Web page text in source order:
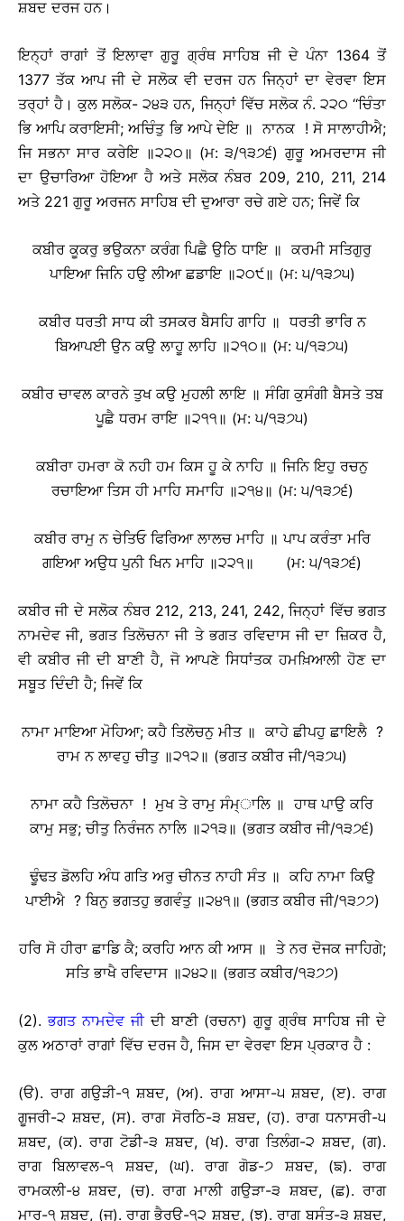
ਸ਼ਬਦ ਦਰਜ ਹਨ।
ਇਨ੍ਹਾਂ ਰਾਗਾਂ ਤੋਂ ਇਲਾਵਾ ਗੁਰੂ ਗ੍ਰੰਥ ਸਾਹਿਬ ਜੀ ਦੇ ਪੰਨਾ 1364 ਤੋਂ
1377 ਤੱਕ ਆਪ ਜੀ ਦੇ ਸਲੋਕ ਵੀ ਦਰਜ ਹਨ ਜਿਨ੍ਹਾਂ ਦਾ ਵੇਰਵਾ ਇਸ
ਤਰ੍ਹਾਂ ਹੈ। ਕੁਲ ਸਲੋਕ- ੨੪੩ ਹਨ, ਜਿਨ੍ਹਾਂ ਵਿੱਚ ਸਲੋਕ ਨੰ. ੨੨੦ ‘‘ਚਿੰਤਾ
ਭਿ ਆਪਿ ਕਰਾਇਸੀ; ਅਚਿੰਤੁ ਭਿ ਆਪੇ ਦੇਇ ॥ ਨਾਨਕ ! ਸੋ ਸਾਲਾਹੀਐ;
ਜਿ ਸਭਨਾ ਸਾਰ ਕਰੇਇ ॥੨੨੦॥ (ਮ: ੩/੧੩੭੬) ਗੁਰੂ ਅਮਰਦਾਸ ਜੀ
ਦਾ ਉਚਾਰਿਆ ਹੋਇਆ ਹੈ ਅਤੇ ਸਲੋਕ ਨੰਬਰ 209, 210, 211, 214
ਅਤੇ 221 ਗੁਰੂ ਅਰਜਨ ਸਾਹਿਬ ਦੀ ਦੁਆਰਾ ਰਚੇ ਗਏ ਹਨ; ਜਿਵੇਂ ਕਿ
ਕਬੀਰ ਕੂਕਰੁ ਭਉਕਨਾ ਕਰੰਗ ਪਿਛੈ ਉਠਿ ਧਾਇ ॥ ਕਰਮੀ ਸਤਿਗੁਰੁ
ਪਾਇਆ ਜਿਨਿ ਹਉ ਲੀਆ ਛਡਾਇ ॥੨੦੯॥ (ਮ: ੫/੧੩੭੫)
ਕਬੀਰ ਧਰਤੀ ਸਾਧ ਕੀ ਤਸਕਰ ਬੈਸਹਿ ਗਾਹਿ ॥ ਧਰਤੀ ਭਾਰਿ ਨ
ਬਿਆਪਈ ਉਨ ਕਉ ਲਾਹੂ ਲਾਹਿ ॥੨੧੦॥ (ਮ: ੫/੧੩੭੫)
ਕਬੀਰ ਚਾਵਲ ਕਾਰਨੇ ਤੁਖ ਕਉ ਮੁਹਲੀ ਲਾਇ ॥ ਸੰਗਿ ਕੁਸੰਗੀ ਬੈਸਤੇ ਤਬ
ਪੂਛੈ ਧਰਮ ਰਾਇ ॥੨੧੧॥ (ਮ: ੫/੧੩੭੫)
ਕਬੀਰਾ ਹਮਰਾ ਕੋ ਨਹੀ ਹਮ ਕਿਸ ਹੂ ਕੇ ਨਾਹਿ ॥ ਜਿਨਿ ਇਹੁ ਰਚਨੁ
ਰਚਾਇਆ ਤਿਸ ਹੀ ਮਾਹਿ ਸਮਾਹਿ ॥੨੧੪॥ (ਮ: ੫/੧੩੭੬)
ਕਬੀਰ ਰਾਮੁ ਨ ਚੇਤਿਓ ਫਿਰਿਆ ਲਾਲਚ ਮਾਹਿ ॥ ਪਾਪ ਕਰੰਤਾ ਮਰਿ
ਗਇਆ ਅਉਧ ਪੁਨੀ ਖਿਨ ਮਾਹਿ ॥੨੨੧॥ (ਮ: ੫/੧੩੭੬)
ਕਬੀਰ ਜੀ ਦੇ ਸਲੋਕ ਨੰਬਰ 212, 213, 241, 242, ਜਿਨ੍ਹਾਂ ਵਿੱਚ ਭਗਤ
ਨਾਮਦੇਵ ਜੀ, ਭਗਤ ਤਿਲੋਚਨਾ ਜੀ ਤੇ ਭਗਤ ਰਵਿਦਾਸ ਜੀ ਦਾ ਜ਼ਿਕਰ ਹੈ,
ਵੀ ਕਬੀਰ ਜੀ ਦੀ ਬਾਣੀ ਹੈ, ਜੋ ਆਪਣੇ ਸਿਧਾਂਤਕ ਹਮਖ਼ਿਆਲੀ ਹੋਣ ਦਾ
ਸਬੂਤ ਦਿੰਦੀ ਹੈ; ਜਿਵੇਂ ਕਿ
ਨਾਮਾ ਮਾਇਆ ਮੋਹਿਆ; ਕਹੈ ਤਿਲੋਚਨੁ ਮੀਤ ॥ ਕਾਹੇ ਛੀਪਹੁ ਛਾਇਲੈ ?
ਰਾਮ ਨ ਲਾਵਹੁ ਚੀਤੁ ॥੨੧੨॥ (ਭਗਤ ਕਬੀਰ ਜੀ/੧੩੭੫)
ਨਾਮਾ ਕਹੈ ਤਿਲੋਚਨਾ ! ਮੁਖ ਤੇ ਰਾਮੁ ਸੰਮ੍ਾਲਿ ॥ ਹਾਥ ਪਾਉ ਕਰਿ
ਕਾਮੁ ਸਭੁ; ਚੀਤੁ ਨਿਰੰਜਨ ਨਾਲਿ ॥੨੧੩॥ (ਭਗਤ ਕਬੀਰ ਜੀ/੧੩੭੬)
ਢੂੰਢਤ ਡੋਲਹਿ ਅੰਧ ਗਤਿ ਅਰੁ ਚੀਨਤ ਨਾਹੀ ਸੰਤ ॥ ਕਹਿ ਨਾਮਾ ਕਿਉ
ਪਾਈਐ ? ਬਿਨੁ ਭਗਤਹੁ ਭਗਵੰਤੁ ॥੨੪੧॥ (ਭਗਤ ਕਬੀਰ ਜੀ/੧੩੭੭)
ਹਰਿ ਸੋ ਹੀਰਾ ਛਾਡਿ ਕੈ; ਕਰਹਿ ਆਨ ਕੀ ਆਸ ॥ ਤੇ ਨਰ ਦੋਜਕ ਜਾਹਿਗੇ;
ਸਤਿ ਭਾਖੈ ਰਵਿਦਾਸ ॥੨੪੨॥ (ਭਗਤ ਕਬੀਰ/੧੩੭੭)
(2).ਭਗਤ ਨਾਮਦੇਵ ਜੀਦੀ ਬਾਣੀ (ਰਚਨਾ) ਗੁਰੂ ਗ੍ਰੰਥ ਸਾਹਿਬ ਜੀ ਦੇ
ਕੁਲ ਅਠਾਰਾਂ ਰਾਗਾਂ ਵਿੱਚ ਦਰਜ ਹੈ, ਜਿਸ ਦਾ ਵੇਰਵਾ ਇਸ ਪ੍ਰਕਾਰ ਹੈ :
(ੳ). ਰਾਗ ਗਉੜੀ-੧ ਸ਼ਬਦ, (ਅ). ਰਾਗ ਆਸਾ-੫ ਸ਼ਬਦ, (ੲ). ਰਾਗ
ਗੂਜਰੀ-੨ ਸ਼ਬਦ, (ਸ). ਰਾਗ ਸੋਰਠਿ-੩ ਸ਼ਬਦ, (ਹ). ਰਾਗ ਧਨਾਸਰੀ-੫
ਸ਼ਬਦ, (ਕ). ਰਾਗ ਟੋਡੀ-੩ ਸ਼ਬਦ, (ਖ). ਰਾਗ ਤਿਲੰਗ-੨ ਸ਼ਬਦ, (ਗ).
ਰਾਗ ਬਿਲਾਵਲ-੧ ਸ਼ਬਦ, (ਘ). ਰਾਗ ਗੋਡ-੭ ਸ਼ਬਦ, (ਙ). ਰਾਗ
ਰਾਮਕਲੀ-੪ ਸ਼ਬਦ, (ਚ). ਰਾਗ ਮਾਲੀ ਗਉੜਾ-੩ ਸ਼ਬਦ, (ਛ). ਰਾਗ
ਮਾਰੂ-੧ ਸ਼ਬਦ, (ਜ). ਰਾਗ ਭੈਰਉ-੧੨ ਸ਼ਬਦ, (ਝ). ਰਾਗ ਬਸੰਤ-੩ ਸ਼ਬਦ,